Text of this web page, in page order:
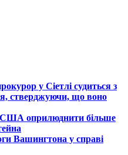
у Сіетлі судиться з
стверджуючи, що воно
США оприлюднити більше
Вашингтона у справі